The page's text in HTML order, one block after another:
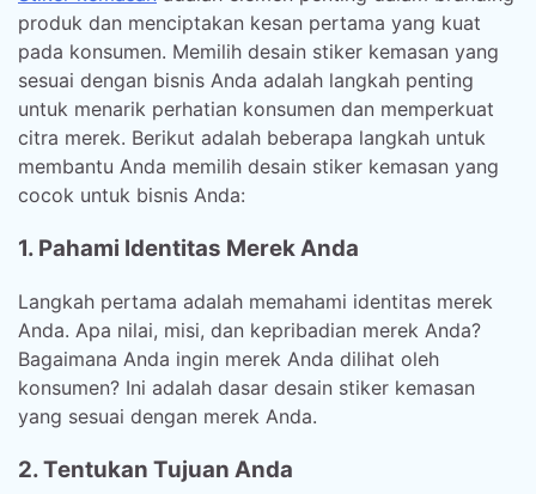
produk dan menciptakan kesan pertama yang kuat
pada konsumen. Memilih desain stiker kemasan yang
sesuai dengan bisnis Anda adalah langkah penting
untuk menarik perhatian konsumen dan memperkuat
citra merek. Berikut adalah beberapa langkah untuk
membantu Anda memilih desain stiker kemasan yang
cocok untuk bisnis Anda:
1. Pahami Identitas Merek Anda
Langkah pertama adalah memahami identitas merek
Anda. Apa nilai, misi, dan kepribadian merek Anda?
Bagaimana Anda ingin merek Anda dilihat oleh
konsumen? Ini adalah dasar desain stiker kemasan
yang sesuai dengan merek Anda.
2. Tentukan Tujuan Anda